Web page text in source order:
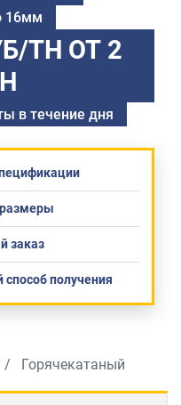
16мм
ТН ОТ 2
в течение дня
заказ
получения
Горячекатаный